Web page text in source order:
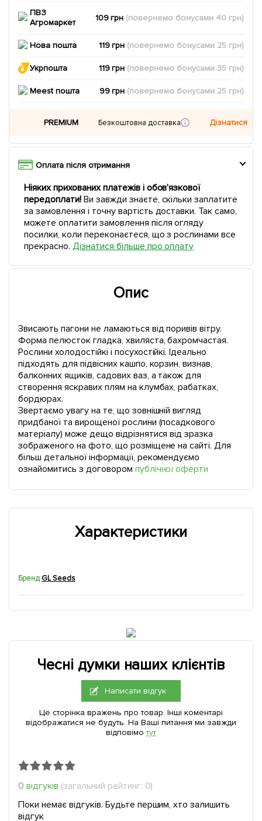
ПВЗ
Агромаркет
109 грн (повернемо бонусами 40 грн)
Нова пошта 119 грн (повернемо бонусами 25 грн)
Укрпошта 119 грн (повернемо бонусами35 грн)
Meest пошта 99 грн (повернемо бонусами 25 грн)
PREMIUM Безкоштовна доставка Дізнатися
Оплата після отримання
Ніяких прихованих платежів і обов'язкової
передоплати!Ви завжди знаєте, скільки заплатите
за замовлення і точну вартість доставки. Так само,
можете оплатити замовлення після огляду
посилки, коли переконаєтеся, що з рослинами все
прекрасно. Дізнатися більше про оплату
Опис
Звисають пагони не ламаються від поривів вітру.
Форма пелюсток гладка, хвиляста, бахромчастая.
Рослини холодостійкі і посухостійкі. Ідеально
підходять для підвісних кашпо, корзин, визнав,
балконних ящиків, садових ваз, а також для
створення яскравих плям на клумбах, рабатках,
бордюрах.
Звертаємо увагу на те, що зовнішній вигляд
придбаної та вирощеної рослини (посадкового
матеріалу) може дещо відрізнятися від зразка
зображеного на фото, що розміщене на сайті. Для
більш детальної інформації, рекомендуємо
ознайомитись з договором публічної оферти
Характеристики
Бренд GL Seeds
Чесні думки наших клієнтів
Написати відгук
Це сторінка вражень про товар. Інші коментарі
відображатися не будуть. На Ваші питання ми завжди
відповімо тут
0 відгуків (загальний рейтинг: 0)
Поки немає відгуків. Будьте першим, хто залишить
відгук